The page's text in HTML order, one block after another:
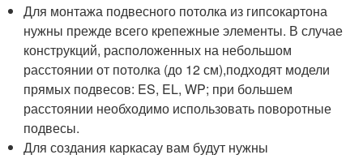
Для монтажа подвесного потолка из гипсокартона
нужны прежде всего крепежные элементы. В случае
конструкций, расположенных на небольшом
расстоянии от потолка (до 12 см),подходят модели
прямых подвесов: ES, EL, WP; при большем
расстоянии необходимо использовать поворотные
подвесы.
Для создания каркасау вам будут нужны